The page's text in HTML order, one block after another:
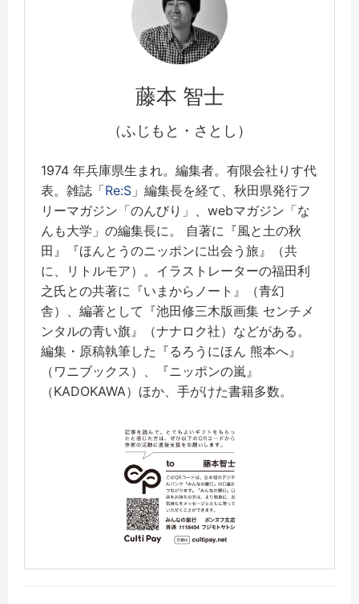
藤本 智士
（ふじもと・さとし）
1974 年兵庫県生まれ。編集者。有限会社りす代
表。雑誌「Re:S 」編集長を経て、秋田県発行フ
リーマガジン「のんびり」、webマガジン「な
んも大学」の編集長に。 自著に『風と土の秋
田』『ほんとうのニッポンに出会う旅』（共
に、リトルモア）。イラストレーターの福田利
之氏との共著に『いまからノート』（青幻
舎）、編著として『池田修三木版画集 センチメ
ンタルの青い旗』（ナナロク社）などがある。
編集・原稿執筆した『るろうにほん 熊本へ』
（ワニブックス）、『ニッポンの嵐』
（KADOKAWA）ほか、手がけた書籍多数。